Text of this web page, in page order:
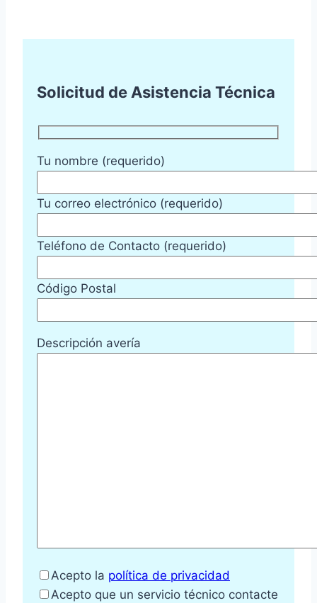
Solicitud de Asistencia Técnica
Tu nombre (requerido)
Tu correo electrónico (requerido)
Teléfono de Contacto (requerido)
Código Postal
Descripción avería
Acepto la política de privacidad
Acepto que un servicio técnico contacte